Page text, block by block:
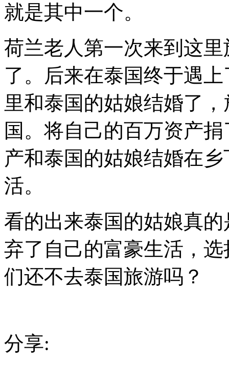
国
家
底
有
多
好，
让
人
决
定
放
富
豪
的
生
到
这
个
国
呢？
是
喜
欢
就是其中一个。
荷兰老人第一次来到这
了。后来在泰国终于遇
里和泰国的姑娘结婚了
国。将自己的百万资产
产和泰国的姑娘结婚在
活。
看的出来泰国的姑娘真
弃了自己的富豪生活，
们还不去泰国旅游吗？
分享: